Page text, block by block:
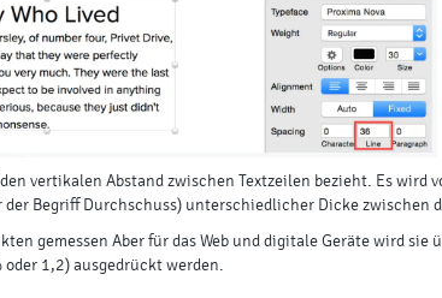
vertikalen Abstand zwischen Textzeilen bezieht. Es
Begriff Durchschuss) unterschiedlicher Dicke
gemessen Aber für das Web und digitale Geräte wird
1,2) ausgedrückt werden.